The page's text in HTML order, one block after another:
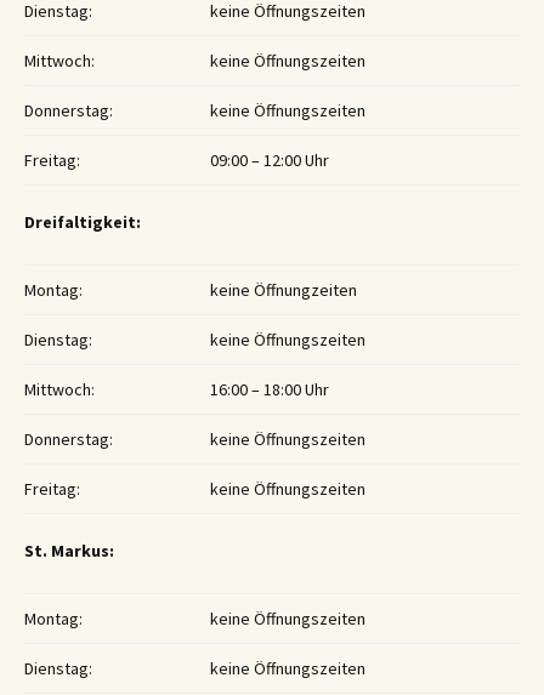
Dienstag: keine Öffnungszeiten
Mittwoch: keine Öffnungszeiten
Donnerstag: keine Öffnungszeiten
Freitag: 09:00 – 12:00 Uhr
Dreifaltigkeit:
Montag: keine Öffnungzeiten
Dienstag: keine Öffnungszeiten
Mittwoch: 16:00 – 18:00 Uhr
Donnerstag: keine Öffnungszeiten
Freitag: keine Öffnungszeiten
St. Markus:
Montag: keine Öffnungszeiten
Dienstag: keine Öffnungszeiten